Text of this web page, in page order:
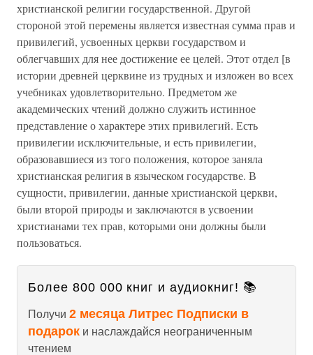
христианской религии государственной. Другой
стороной этой перемены является известная сумма прав и
привилегий, усвоенных церкви государством и
облегчавших для нее достижение ее целей. Этот отдел [в
истории древней церквине из трудных и изложен во всех
учебниках удовлетворительно. Предметом же
академических чтений должно служить истинное
представление о характере этих привилегий. Есть
привилегии исключительные, и есть привилегии,
образовавшиеся из того положения, которое заняла
христианская религия в языческом государстве. В
сущности, привилегии, данные христианской церкви,
были второй природы и заключаются в усвоении
христианами тех прав, которыми они должны были
пользоваться.
Более 800 000 книг и аудиокниг! 📚
Получи 2 месяца Литрес Подписки в
подарок и наслаждайся неограниченным
чтением